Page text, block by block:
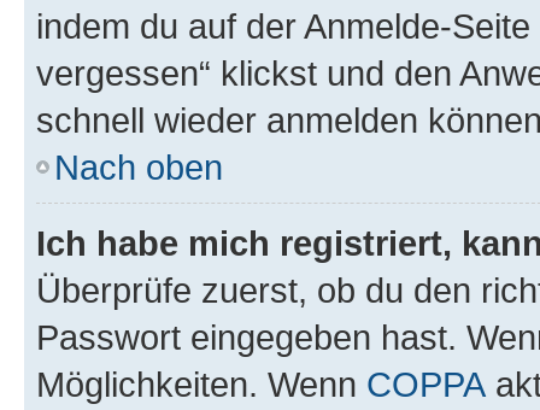
indem du auf der Anmelde-
vergessen“ klickst und den
schnell wieder anmelden
Nach oben
Ich habe mich registriert,
Überprüfe zuerst, ob du den
Passwort eingegeben hast.
Möglichkeiten. Wenn COPPA